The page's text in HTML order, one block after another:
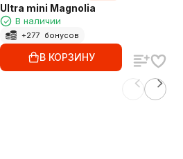
Ultra mini Magnolia
В наличии
+277 бонусов
В КОРЗИНУ